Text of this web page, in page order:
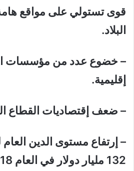
قوى تستولي على مواقع
البلاد.
– خضوع عدد من مؤسسات
إقليمية.
– ضعف إقتصاديات القطاع
– إرتفاع مستوى الدين
132 مليار دولار في العام 2018.